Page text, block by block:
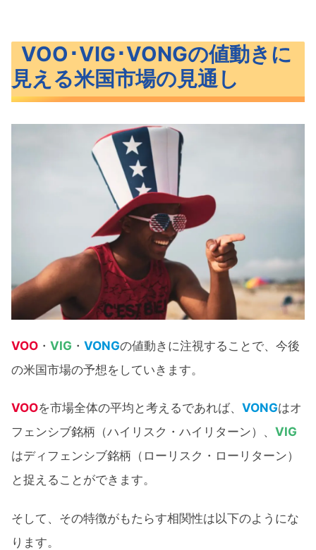
VOO･VIG･VONGの値動きに
見える米国市場の見通し
VOO ・ VIG ・ VONGの値動きに注視することで、今後
の米国市場の予想をしていきます。
VOOを市場全体の平均と考えるであれば、 VONGはオ
フェンシブ銘柄（ハイリスク・ハイリターン）、 VIG
はディフェンシブ銘柄（ローリスク・ローリターン）
と捉えることができます。
そして、その特徴がもたらす相関性は以下のようにな
ります。